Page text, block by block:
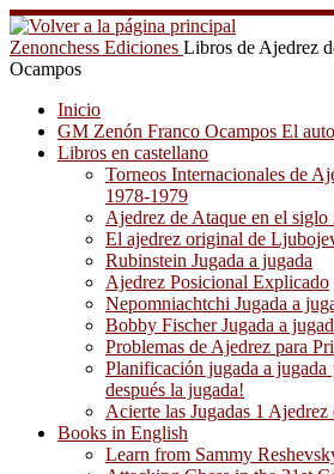
Saltar
al
contenido
Zenonchess Ediciones Libros de Ajedrez
Ocampos
Inicio
GM Zenón Franco Ocampos El
Libros en castellano
Torneos Internacionales de
1978-1979
Ajedrez de Ataque en el
El ajedrez original de
Rubinstein Jugada a jugada
Ajedrez Posicional Explicado
Nepomniachtchi Jugada a
Bobby Fischer Jugada a
Problemas de Ajedrez para
Planificación jugada a jugada
después la jugada!
Acierte las Jugadas 1
Books in English
Learn from Sammy